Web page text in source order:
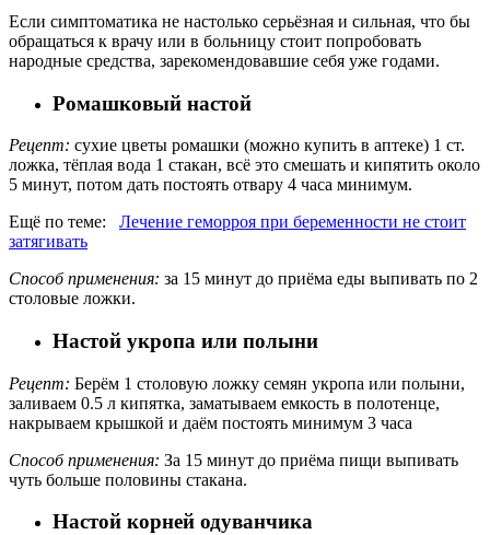
Если симптоматика не настолько серьёзная и сильная, что бы
обращаться к врачу или в больницу стоит попробовать
народные средства, зарекомендовавшие себя уже годами.
Ромашковый настой
Рецепт: сухие цветы ромашки (можно купить в аптеке) 1 ст.
ложка, тёплая вода 1 стакан, всё это смешать и кипятить около
5 минут, потом дать постоять отвару 4 часа минимум.
Ещё по теме:
Лечение геморроя при беременности не стоит
затягивать
Способ применения: за 15 минут до приёма еды выпивать по 2
столовые ложки.
Настой укропа или полыни
Рецепт: Берём 1 столовую ложку семян укропа или полыни,
заливаем 0.5 л кипятка, заматываем емкость в полотенце,
накрываем крышкой и даём постоять минимум 3 часа
Способ применения: За 15 минут до приёма пищи выпивать
чуть больше половины стакана.
Настой корней одуванчика